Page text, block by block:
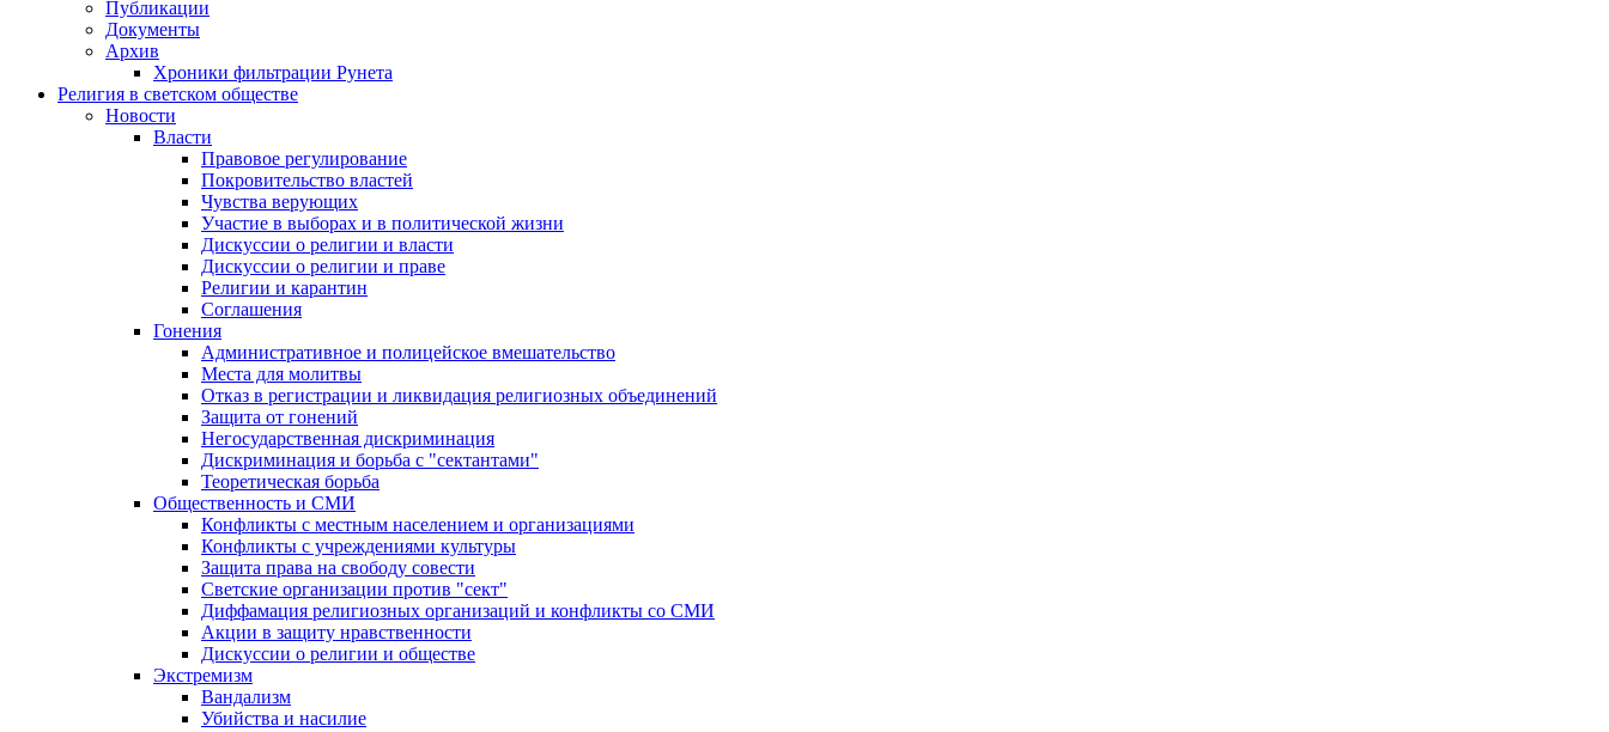
Публикации
Документы
Архив
Хроники фильтрации Рунета
Религия в светском обществе
Новости
Власти
Правовое регулирование
Покровительство властей
Чувства верующих
Участие в выборах и в политической жизни
Дискуссии о религии и власти
Дискуссии о религии и праве
Религии и карантин
Соглашения
Гонения
Административное и полицейское вмешательство
Места для молитвы
Отказ в регистрации и ликвидация религиозных объединений
Защита от гонений
Негосударственная дискриминация
Дискриминация и борьба с "сектантами"
Теоретическая борьба
Общественность и СМИ
Конфликты с местным населением и организациями
Конфликты с учреждениями культуры
Защита права на свободу совести
Светские организации против "сект"
Диффамация религиозных организаций и конфликты со СМИ
Акции в защиту нравственности
Дискуссии о религии и обществе
Экстремизм
Вандализм
Убийства и насилие